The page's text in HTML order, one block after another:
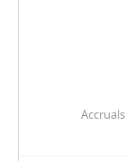
Accruals